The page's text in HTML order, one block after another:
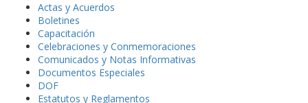
Actas y Acuerdos
Boletines
Capacitación
Celebraciones y Conmemoraciones
Comunicados y Notas Informativas
Documentos Especiales
DOF
Estatutos y Reglamentos